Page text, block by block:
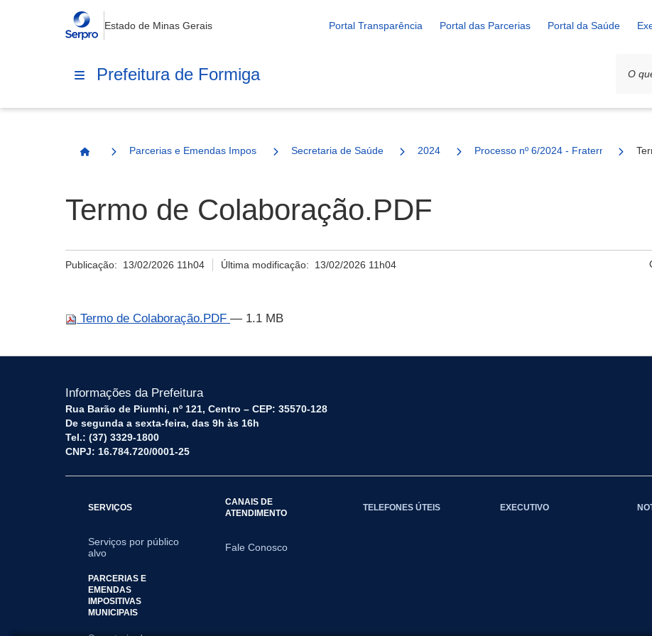
Estado de Minas Gerais Portal Transparência Portal das Parcerias Portal da Saúde
Prefeitura de Formiga
Página Inicial
Parcerias e Emendas Impositivas MunicipaisSecretaria de Saúde 2024 Processo nº 6/2024 - Fraternidade
Termo de Colaboração.PDF
Publicação: 13/02/2026 11h04 Última modificação: 13/02/2026 11h04
Termo de Colaboração.PDF — 1.1 MB
Informações da Prefeitura
Rua Barão de Piumhi, nº 121, Centro – CEP: 35570-128
De segunda a sexta-feira, das 9h às 16h
Tel.: (37) 3329-1800
CNPJ: 16.784.720/0001-25
SERVIÇOS
Serviços por público
alvo
CANAIS DE
ATENDIMENTO
Fale Conosco
TELEFONES ÚTEIS EXECUTIVO
PARCERIAS E
EMENDAS
IMPOSITIVAS
MUNICIPAIS